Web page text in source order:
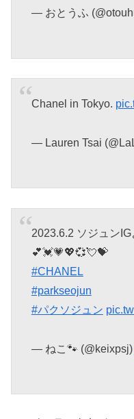
— おとうふ
Chanel in Tokyo.
— Lauren Tsai
2023.6.2 ソジュンIG
︎💕︎💓💗💖💞💘💝
#CHANEL
#parkseojun
#パクソジュン
— ねこ🐾 (@keixpsj)